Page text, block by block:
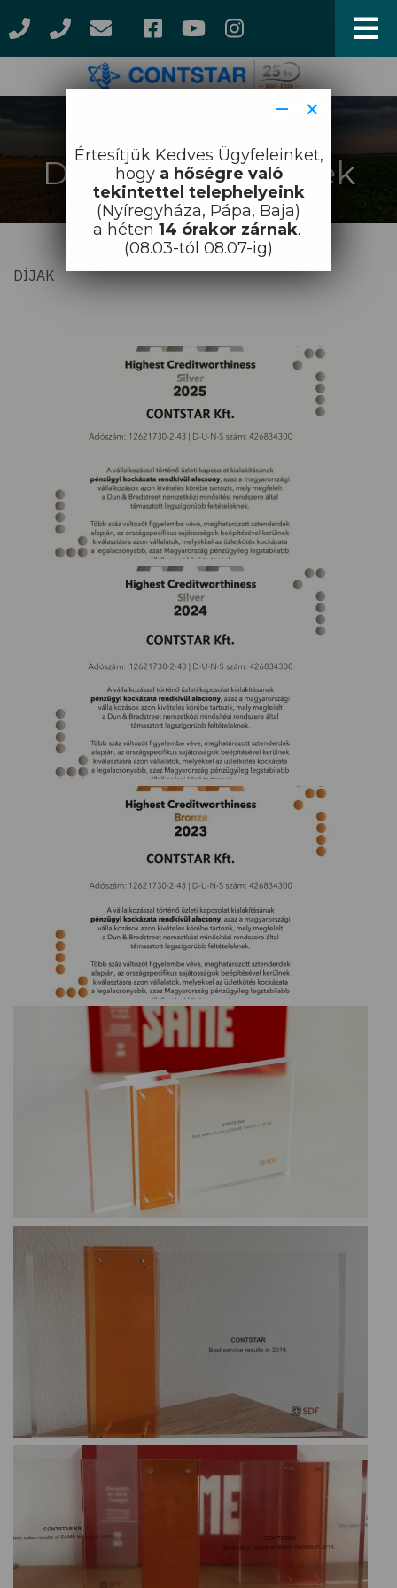
Morzsa
Címlap
Díjak / eredmények
DÍJAK
×
−
Értesítjük Kedves Ügyfeleinket,
hogy a hőségre való
tekintettel telephelyeink
(Nyíregyháza, Pápa, Baja)
a héten 14 órakor zárnak.
(08.03-tól 08.07-ig)